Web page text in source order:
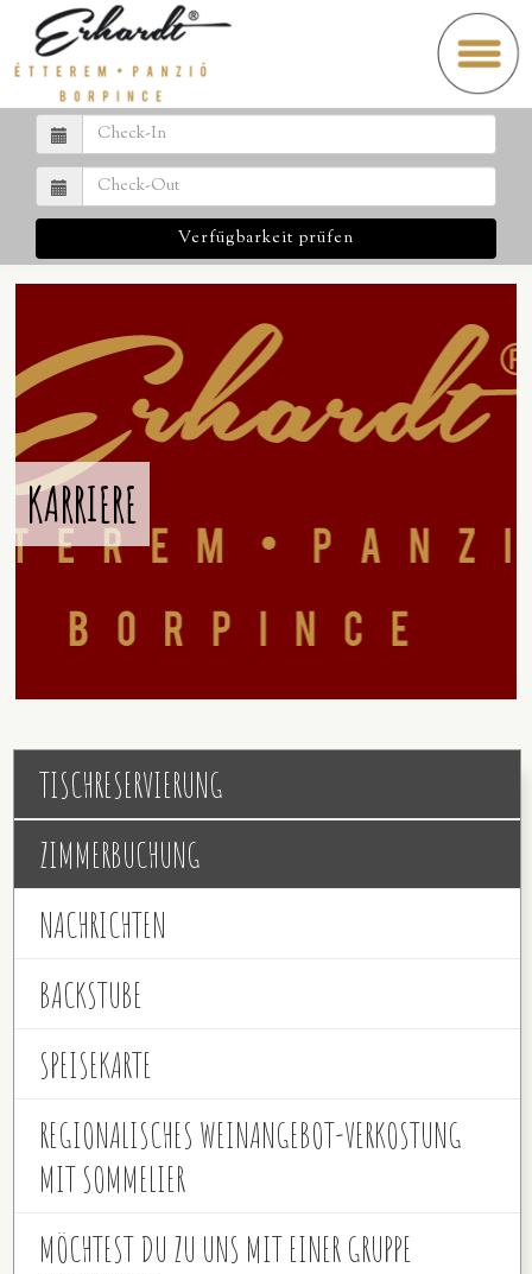
Verfügbarkeit prüfen
KARRIERE
TISCHRESERVIERUNG
ZIMMERBUCHUNG
NACHRICHTEN
BACKSTUBE
SPEISEKARTE
REGIONALISCHES WEINANGEBOT-VERKOSTUNG
MIT SOMMELIER
MÖCHTEST DU ZU UNS MIT EINER GRUPPE